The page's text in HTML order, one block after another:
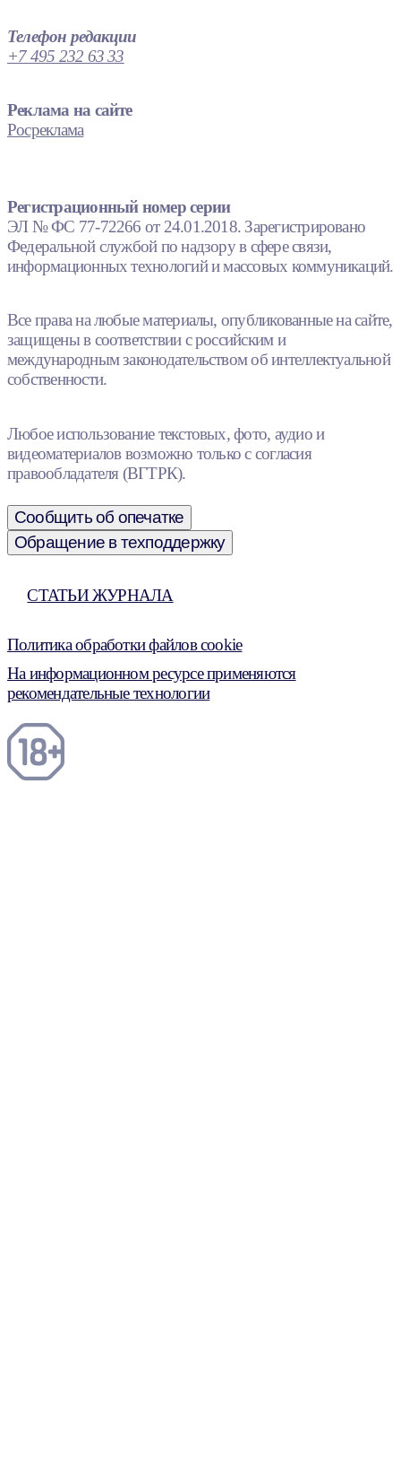
Телефон редакции
+7 495 232 63 33
Реклама на сайте
Росреклама
Регистрационный номер серии
ЭЛ № ФС 77-72266 от 24.01.2018. Зарегистрировано
Федеральной службой по надзору в сфере связи,
информационных технологий и массовых коммуникаций.
Все права на любые материалы, опубликованные на сайте,
защищены в соответствии с российским и
международным законодательством об интеллектуальной
собственности.
Любое использование текстовых, фото, аудио и
видеоматериалов возможно только с согласия
правообладателя (ВГТРК).
Сообщить об опечатке
Обращение в техподдержку
СТАТЬИ ЖУРНАЛА
Политика обработки файлов cookie
На информационном ресурсе применяются
рекомендательные технологии